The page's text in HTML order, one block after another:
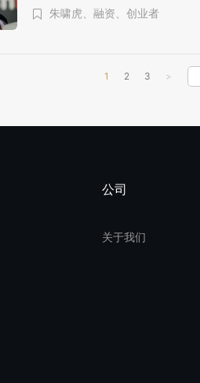
朱啸虎、 融资、 创业者
1 2 3 >
公司
关于我们